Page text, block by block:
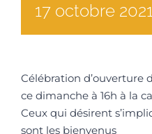
17 octobre
Célébration d’ouverture
ce dimanche à 16h à la
Ceux qui désirent
sont les bienvenus